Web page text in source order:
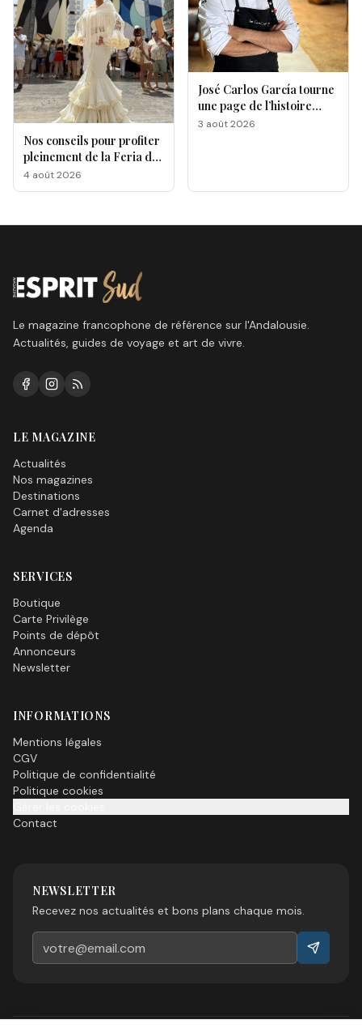
Nos conseils pour profiter
pleinement de la Feria de
Málaga 2026
4 août 2026
José Carlos García tourne
une page de l’histoire
gastronomique de Malaga
3 août 2026
Le magazine francophone de référence sur l'Andalousie.
Actualités, guides de voyage et art de vivre.
LE MAGAZINE
Actualités
Nos magazines
Destinations
Carnet d'adresses
Agenda
SERVICES
Boutique
Carte Privilège
Points de dépôt
Annonceurs
Newsletter
INFORMATIONS
Mentions légales
CGV
Politique de confidentialité
Politique cookies
Contact
NEWSLETTER
Recevez nos actualités et bons plans chaque mois.